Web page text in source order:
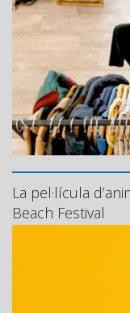
La pel·lícula
Beach Festival